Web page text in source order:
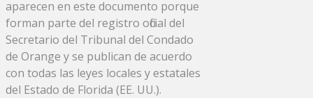
aparecen en este documento porque
forman parte del registro oficial del
Secretario del Tribunal del Condado
de Orange y se publican de acuerdo
con todas las leyes locales y estatales
del Estado de Florida (EE. UU.).